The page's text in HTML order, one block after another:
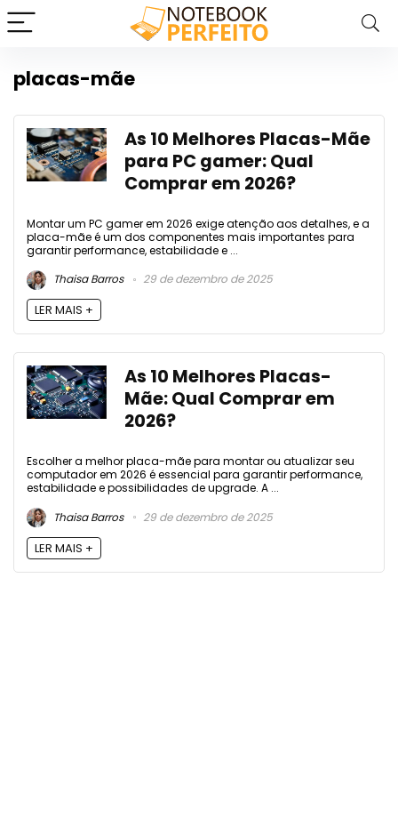
placas-mãe
As 10 Melhores Placas-Mãe
para PC gamer: Qual
Comprar em 2026?
Montar um PC gamer em 2026 exige atenção aos detalhes, e a
placa-mãe é um dos componentes mais importantes para
garantir performance, estabilidade e ...
Thaisa Barros
29 de dezembro de 2025
LER MAIS +
As 10 Melhores Placas-
Mãe: Qual Comprar em
2026?
Escolher a melhor placa-mãe para montar ou atualizar seu
computador em 2026 é essencial para garantir performance,
estabilidade e possibilidades de upgrade. A ...
Thaisa Barros
29 de dezembro de 2025
LER MAIS +